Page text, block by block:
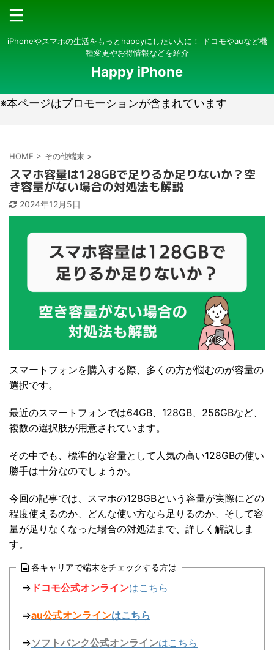
iPhoneやスマホの生活をもっとhappyにしたい人に！ ドコモやauなど機
種変更やお得情報などを紹介
Happy iPhone
※本ページはプロモーションが含まれています
HOME > その他端末 >
スマホ容量は128GBで足りるか足りないか？空
き容量がない場合の対処法も解説
2024年12月5日
スマートフォンを購入する際、多くの方が悩むのが容量の
選択です。
最近のスマートフォンでは64GB、128GB、256GBなど、
複数の選択肢が用意されています。
その中でも、標準的な容量として人気の高い128GBの使い
勝手は十分なのでしょうか。
今回の記事では、スマホの128GBという容量が実際にどの
程度使えるのか、どんな使い方なら足りるのか、そして容
量が足りなくなった場合の対処法まで、詳しく解説しま
す。
各キャリアで端末をチェックする方は
⇒ ドコモ公式オンラインはこちら
⇒au公式オンラインはこちら
⇒ソフトバンク公式オンラインはこちら